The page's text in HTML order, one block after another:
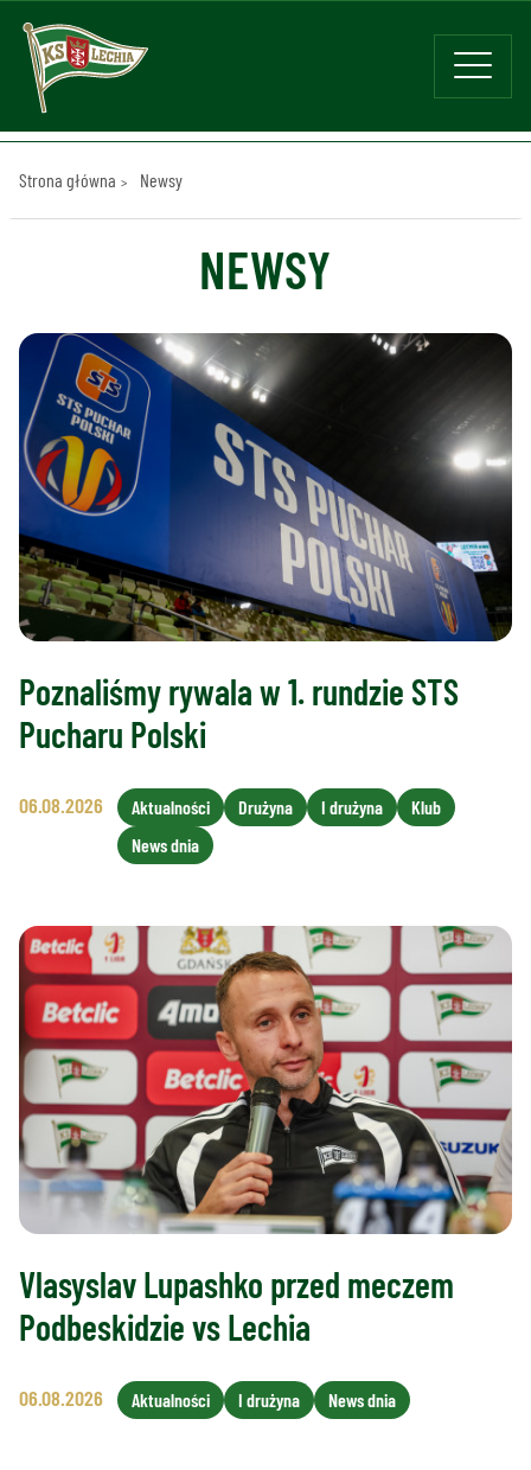
Strona główna Newsy
NEWSY
Poznaliśmy rywala w 1. rundzie STS
Pucharu Polski
06.08.2026 Aktualności Drużyna I drużyna
Klub
News dnia
Vlasyslav Lupashko przed meczem
Podbeskidzie vs Lechia
06.08.2026 Aktualności I drużyna News dnia